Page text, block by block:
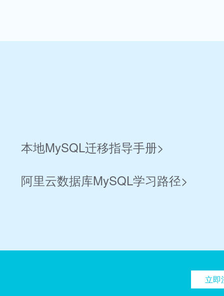
本地MySQL迁移指导手册>
阿里云数据库MySQL学习路径>
立即